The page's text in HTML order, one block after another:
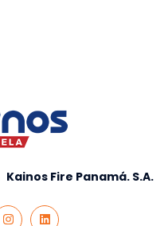
Kainos Fire Panamá. S.A.